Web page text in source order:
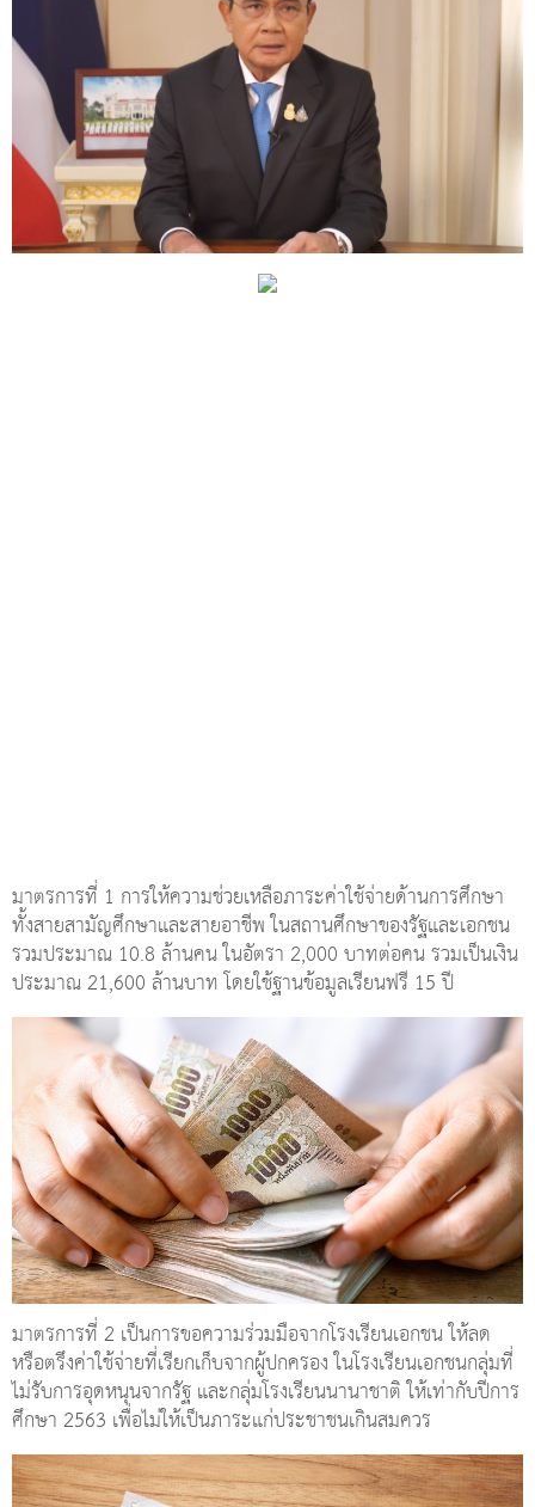
มาตรการที่ 1 การให้ความช่วยเหลือภาระค่าใช้จ่ายด้านการศึกษา
ทั้งสายสามัญศึกษาและสายอาชีพ ในสถานศึกษาของรัฐและเอกชน
รวมประมาณ 10.8 ล้านคน ในอัตรา 2,000 บาทต่อคน รวมเป็นเงิน
ประมาณ 21,600 ล้านบาท โดยใช้ฐานข้อมูลเรียนฟรี 15 ปี
มาตรการที่ 2 เป็นการขอความร่วมมือจากโรงเรียนเอกชน ให้ลด
หรือตรึงค่าใช้จ่ายที่เรียกเก็บจากผู้ปกครอง ในโรงเรียนเอกชนกลุ่มที่
ไม่รับการอุดหนุนจากรัฐ และกลุ่มโรงเรียนนานาชาติ ให้เท่ากับปีการ
ศึกษา 2563 เพื่อไม่ให้เป็นภาระแก่ประชาชนเกินสมควร